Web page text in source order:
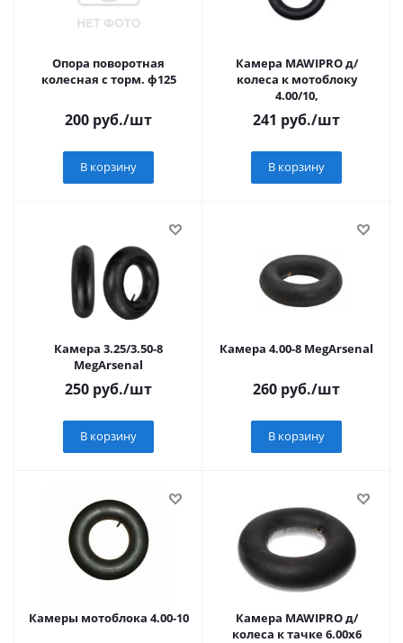
Опора поворотная
колесная с торм. ф125
200 руб./шт
В корзину
Камера MAWIPRO д/
колеса к мотоблоку
4.00/10,
241 руб./шт
В корзину
Камера 3.25/3.50-8
MegArsenal
250 руб./шт
В корзину
Камера 4.00-8 MegArsenal
260 руб./шт
В корзину
Камеры мотоблока 4.00-10
Камера MAWIPRO д/
колеса к тачке 6.00х6